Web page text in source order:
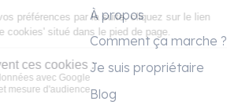
À propos
Comment ça marche ?
Je suis propriétaire
Blog